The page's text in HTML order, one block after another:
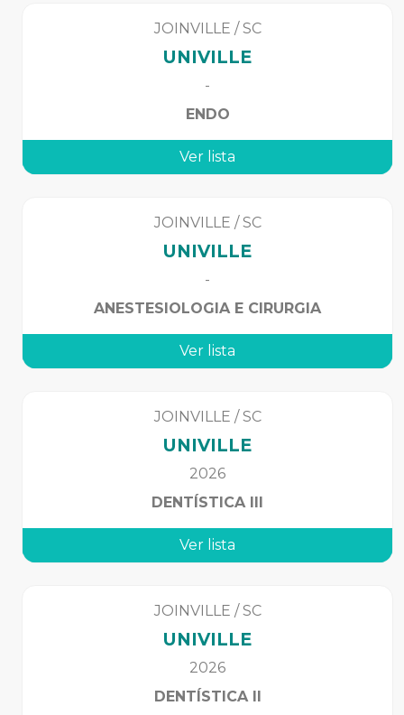
JOINVILLE /SC
UNIVILLE
-
ENDO
Ver lista
JOINVILLE /SC
UNIVILLE
-
ANESTESIOLOGIA E CIRURGIA
Ver lista
JOINVILLE /SC
UNIVILLE
2026
DENTÍSTICA III
Ver lista
JOINVILLE /SC
UNIVILLE
2026
DENTÍSTICA II